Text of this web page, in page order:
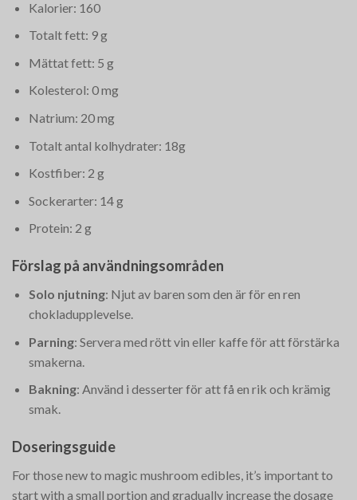
Kalorier: 160
Totalt fett: 9 g
Mättat fett: 5 g
Kolesterol: 0 mg
Natrium: 20 mg
Totalt antal kolhydrater: 18g
Kostfiber: 2 g
Sockerarter: 14 g
Protein: 2 g
Förslag på användningsområden
Solo njutning: Njut av baren som den är för en ren
chokladupplevelse.
Parning: Servera med rött vin eller kaffe för att förstärka
smakerna.
Bakning: Använd i desserter för att få en rik och krämig
smak.
Doseringsguide
For those new to magic mushroom edibles, it’s important to
start with a small portion and gradually increase the dosage